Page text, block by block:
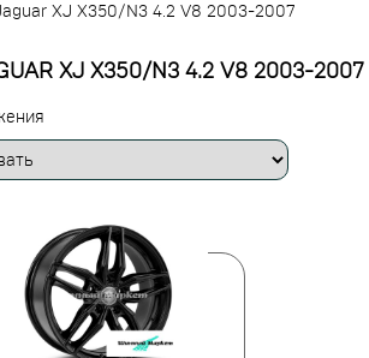
XJ X350/N3 4.2 V8 2003-2007
XJ X350/N3 4.2 V8 2003-2007